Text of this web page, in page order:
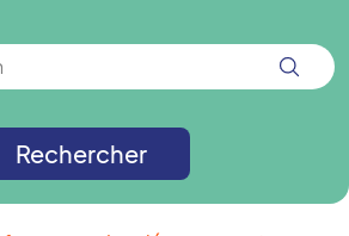
Rechercher